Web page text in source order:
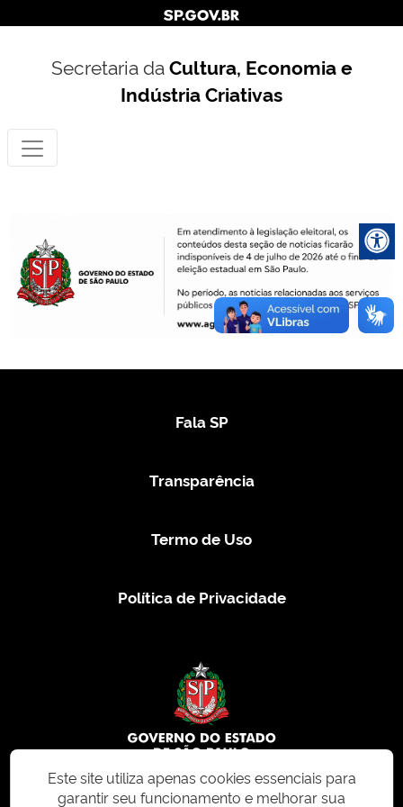
Secretaria daCultura, Economia e
Indústria Criativas
Fala SP
Transparência
Termo de Uso
Política de Privacidade
Este site utiliza apenas cookies essenciais para
garantir seu funcionamento e melhorar sua